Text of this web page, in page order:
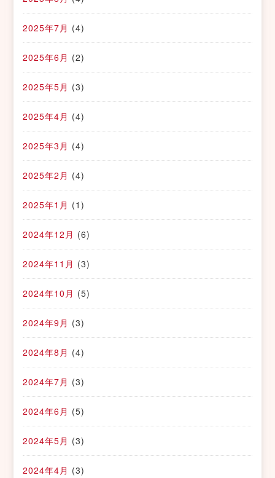
2025年7月 (4)
2025年6月 (2)
2025年5月 (3)
2025年4月 (4)
2025年3月 (4)
2025年2月 (4)
2025年1月 (1)
2024年12月 (6)
2024年11月 (3)
2024年10月 (5)
2024年9月 (3)
2024年8月 (4)
2024年7月 (3)
2024年6月 (5)
2024年5月 (3)
2024年4月 (3)